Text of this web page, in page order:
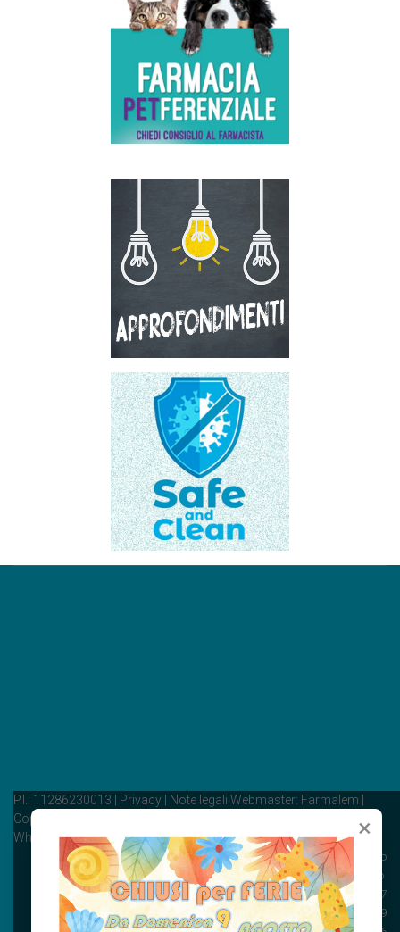
×
P.I.: 11286230013 | Privacy | Note legali Webmaster: Farmalem |
Copyright © 2008 Farmalem | All Rights Reserved | Powered by:
Whiteready
Farmacia Santi Cosma e Damiano
Piazza Omero, 16, 10137 Torino
Tel: 011 311 25 77
Fax: 011 311 07 19